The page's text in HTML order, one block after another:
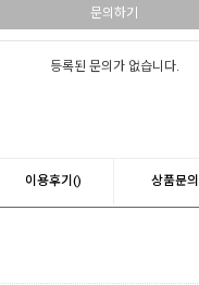
문의하기
등록된 문의가 없습니다.
이용후기() 상품문의